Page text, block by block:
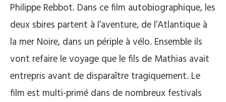
Philippe Rebbot. Dans ce film autobiographique, les
deux sbires partent à l’aventure, de l’Atlantique à
la mer Noire, dans un périple à vélo. Ensemble ils
vont refaire le voyage que le fils de Mathias avait
entrepris avant de disparaître tragiquement. Le
film est multi-primé dans de nombreux festivals